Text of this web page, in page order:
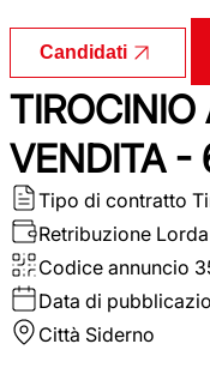
Candidati
VENDITA -
Tipo di contratto
Retribuzione Lorda
Codice annuncio
Data di
Città Siderno